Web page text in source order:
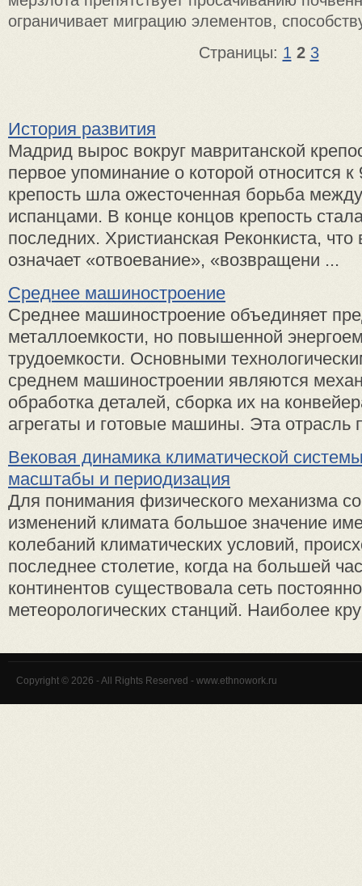
ограничивает миграцию элементов,
Страницы: 1 2 3
История развития
Мадрид вырос вокруг мавританской
первое упоминание о которой относится к
крепость шла ожесточенная борьба
испанцами. В конце концов крепость
последних. Христианская Реконкиста, что
означает «отвоевание», «возвращени ...
Среднее машиностроение
Среднее машиностроение объединяет
металлоемкости, но повышенной
трудоемкости. Основными
среднем машиностроении являются
обработка деталей, сборка их на
агрегаты и готовые машины. Эта отрасль
Вековая динамика климатической
масштабы и периодизация
Для понимания физического механизма
изменений климата большое значение
колебаний климатических условий,
последнее столетие, когда на большей
континентов существовала сеть
метеорологических станций. Наиболее
Copyright © 2026 - All Rights Reserved - www.ethnowork.ru